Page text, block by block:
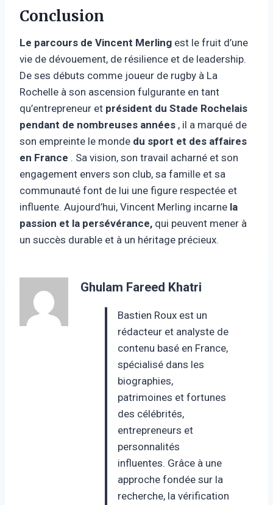
Conclusion
Le parcours de Vincent Merling est le fruit d’une
vie de dévouement, de résilience et de leadership.
De ses débuts comme joueur de rugby à La
Rochelle à son ascension fulgurante en tant
qu’entrepreneur et président du Stade Rochelais
pendant de nombreuses années , il a marqué de
son empreinte le monde du sport et des affaires
en France . Sa vision, son travail acharné et son
engagement envers son club, sa famille et sa
communauté font de lui une figure respectée et
influente. Aujourd’hui, Vincent Merling incarne la
passion et la persévérance, qui peuvent mener à
un succès durable et à un héritage précieux.
Ghulam Fareed Khatri
Bastien Roux est un
rédacteur et analyste de
contenu basé en France,
spécialisé dans les
biographies,
patrimoines et fortunes
des célébrités,
entrepreneurs et
personnalités
influentes. Grâce à une
approche fondée sur la
recherche, la vérification